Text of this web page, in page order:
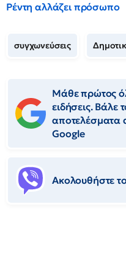
Ρέντη αλλάζει πρόσωπο
συγχωνεύσεις
Μάθε πρώτος
ειδήσεις. Βάλε
αποτελέσματα
Google
Ακολουθήστε